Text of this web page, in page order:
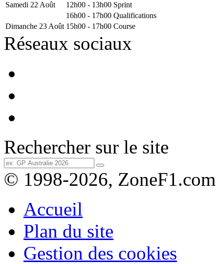
Samedi 22 Août
12h00 - 13h00 Sprint
16h00 - 17h00 Qualifications
Dimanche 23 Août 15h00 - 17h00 Course
Réseaux sociaux
Rechercher sur le site
© 1998-2026, ZoneF1.com
Accueil
Plan du site
Gestion des cookies